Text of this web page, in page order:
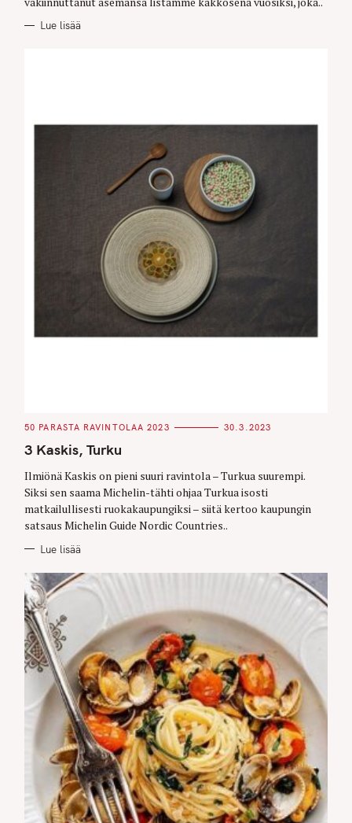
Lue lisää
C
T
E
O
R
I
S
50 PARASTA RAVINTOLAA 2023 30.3.2023
3 Kaskis, Turku
Ilmiönä Kaskis on pieni suuri ravintola – Turkua suurempi.
Siksi sen saama Michelin-tähti ohjaa Turkua isosti
matkailullisesti ruokakaupungiksi – siitä kertoo kaupungin
satsaus Michelin Guide Nordic Countries..
Lue lisää